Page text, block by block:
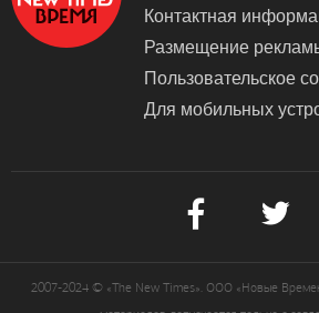
Контактная
Размещение
Пользовательское
Для мобильных
2007-2024 © «The New Times». ООО «Новые